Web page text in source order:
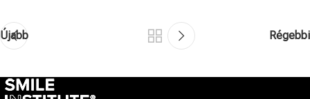
Újabb Régebbi